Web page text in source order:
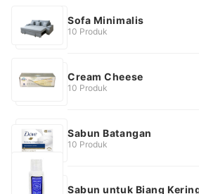
Sofa Minimalis
10 Produk
Cream Cheese
10 Produk
Sabun Batangan
10 Produk
Sabun untuk Biang